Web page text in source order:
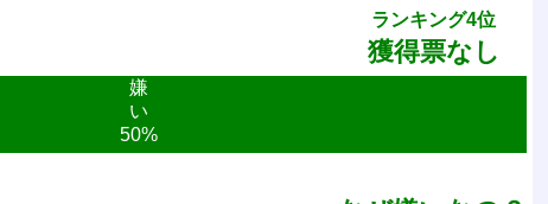
ランキング4位
獲得票なし
嫌
い
50%